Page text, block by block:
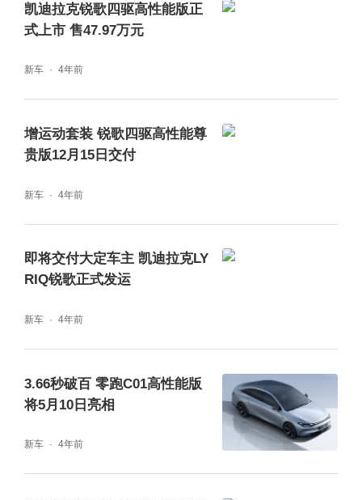
凯迪拉克锐歌四驱高性能版正
式上市 售47.97万元
新车 4年前
增运动套装 锐歌四驱高性能尊
贵版12月15日交付
新车 4年前
即将交付大定车主 凯迪拉克LY
RIQ锐歌正式发运
新车 4年前
3.66秒破百 零跑C01高性能版
将5月10日亮相
新车 4年前